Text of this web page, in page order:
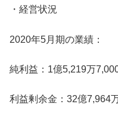
・経営状況
2020年5月期の業績：
純利益：1億5,219万
利益剰余金：32億7,964